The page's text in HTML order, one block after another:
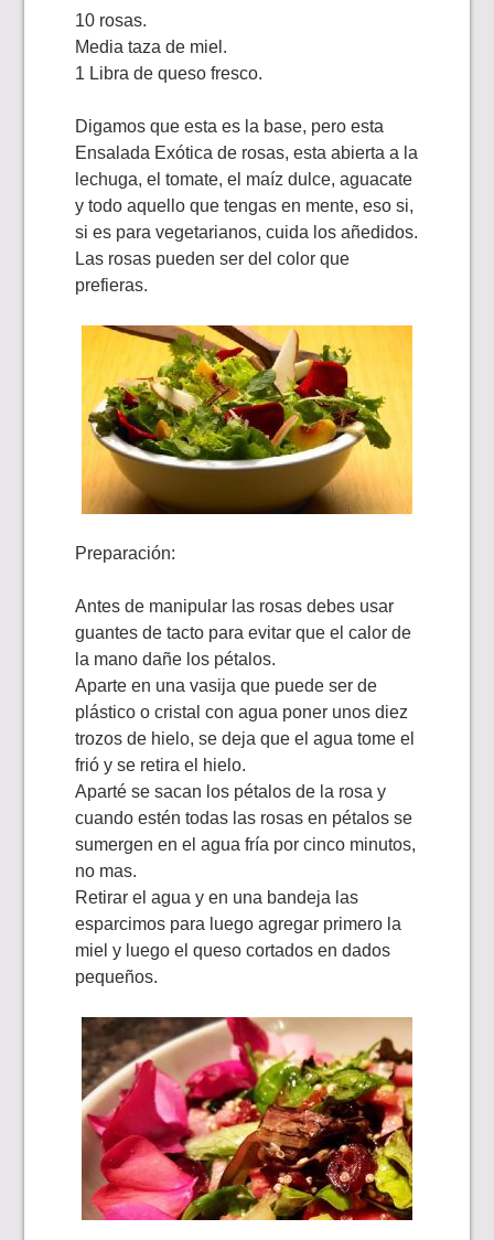
10 rosas.
Media taza de miel.
1 Libra de queso fresco.
Digamos que esta es la base, pero esta
Ensalada Exótica de rosas, esta abierta a la
lechuga, el tomate, el maíz dulce, aguacate
y todo aquello que tengas en mente, eso si,
si es para vegetarianos, cuida los añedidos.
Las rosas pueden ser del color que
prefieras.
Preparación:
Antes de manipular las rosas debes usar
guantes de tacto para evitar que el calor de
la mano dañe los pétalos.
Aparte en una vasija que puede ser de
plástico o cristal con agua poner unos diez
trozos de hielo, se deja que el agua tome el
frió y se retira el hielo.
Aparté se sacan los pétalos de la rosa y
cuando estén todas las rosas en pétalos se
sumergen en el agua fría por cinco minutos,
no mas.
Retirar el agua y en una bandeja las
esparcimos para luego agregar primero la
miel y luego el queso cortados en dados
pequeños.